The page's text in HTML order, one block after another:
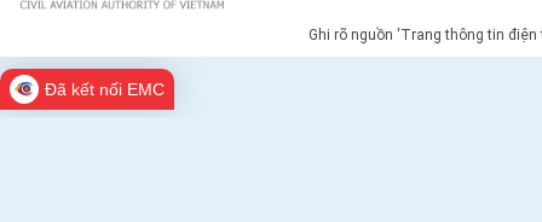
Ghi rõ nguồn 'Trang thông tin
Đã kết nối EMC